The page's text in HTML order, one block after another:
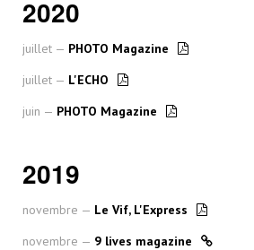
2020
juillet — PHOTO Magazine
juillet — L'ECHO
juin — PHOTO Magazine
2019
novembre — Le Vif, L'Express
novembre — 9 lives magazine